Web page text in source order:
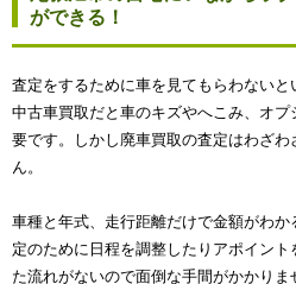
ができる！
査定をするために車を見てもらわない
中古車買取だと車のキズやへこみ、オ
要です。しかし廃車買取の査定はわざ
ん。
車種と年式、走行距離だけで金額がわ
定のために日程を調整したりアポイン
た流れがないので面倒な手間がかかり